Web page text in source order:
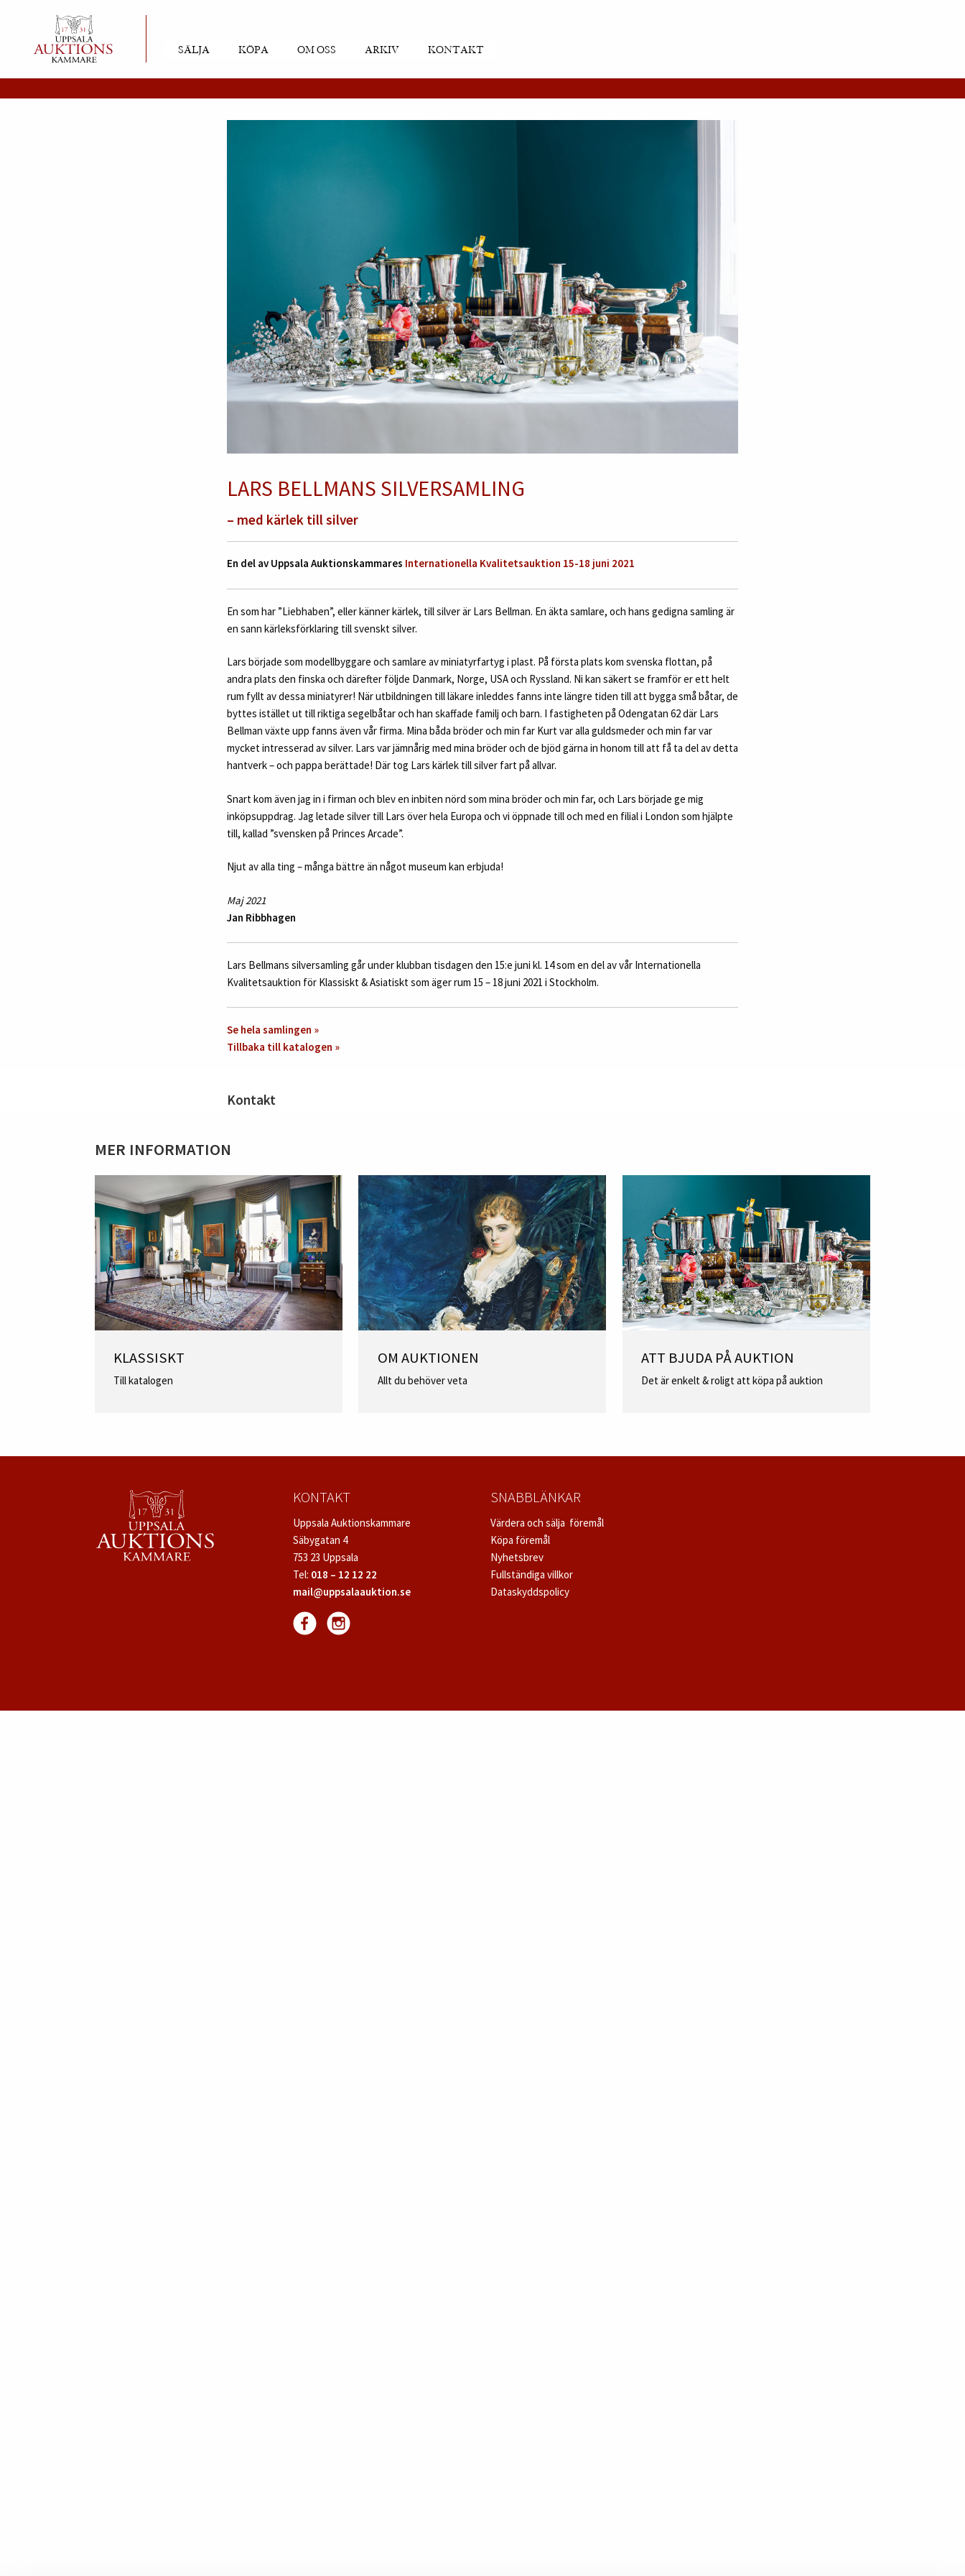
SÄLJA KÖPA OM OSS ARKIV KONTAKT
LARS BELLMANS SILVERSAMLING
– med kärlek till silver
En del av Uppsala Auktionskammares Internationella Kvalitetsauktion 15-18 juni 2021
En som har ”Liebhaben”, eller känner kärlek, till silver är Lars Bellman. En äkta samlare, och hans gedigna samling är
en sann kärleksförklaring till svenskt silver.
Lars började som modellbyggare och samlare av miniatyrfartyg i plast. På första plats kom svenska flottan, på
andra plats den finska och därefter följde Danmark, Norge, USA och Ryssland. Ni kan säkert se framför er ett helt
rum fyllt av dessa miniatyrer! När utbildningen till läkare inleddes fanns inte längre tiden till att bygga små båtar, de
byttes istället ut till riktiga segelbåtar och han skaffade familj och barn. I fastigheten på Odengatan 62 där Lars
Bellman växte upp fanns även vår firma. Mina båda bröder och min far Kurt var alla guldsmeder och min far var
mycket intresserad av silver. Lars var jämnårig med mina bröder och de bjöd gärna in honom till att få ta del av detta
hantverk – och pappa berättade! Där tog Lars kärlek till silver fart på allvar.
Snart kom även jag in i firman och blev en inbiten nörd som mina bröder och min far, och Lars började ge mig
inköpsuppdrag. Jag letade silver till Lars över hela Europa och vi öppnade till och med en filial i London som hjälpte
till, kallad ”svensken på Princes Arcade”.
Njut av alla ting – många bättre än något museum kan erbjuda!
Maj 2021
Jan Ribbhagen
Lars Bellmans silversamling går under klubban tisdagen den 15:e juni kl. 14 som en del av vår Internationella
Kvalitetsauktion för Klassiskt & Asiatiskt som äger rum 15 – 18 juni 2021 i Stockholm.
Se hela samlingen »
Tillbaka till katalogen »
Kontakt
MER INFORMATION
KLASSISKT
Till katalogen
OM AUKTIONEN
Allt du behöver veta
ATT BJUDA PÅ AUKTION
Det är enkelt & roligt att köpa på auktion
KONTAKT
Uppsala Auktionskammare
Säbygatan 4
753 23 Uppsala
Tel: 018 – 12 12 22
mail@uppsalaauktion.se
SNABBLÄNKAR
Värdera och sälja föremål
Köpa föremål
Nyhetsbrev
Fullständiga villkor
Dataskyddspolicy